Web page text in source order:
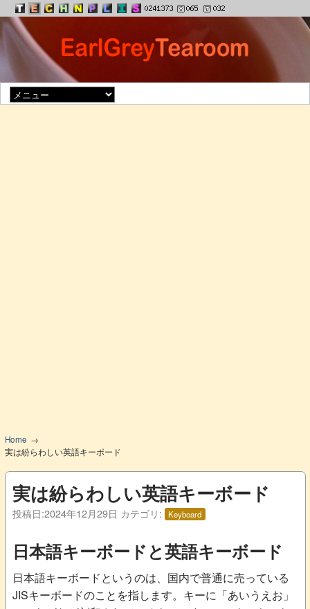
Home
実は紛らわしい英語キーボード
実は紛らわしい英語キーボード
投稿日:2024年12月29日 カテゴリ: Keyboard
日本語キーボードと英語キーボード
日本語キーボードというのは、国内で普通に売っている
JISキーボードのことを指します。キーに「あいうえお」